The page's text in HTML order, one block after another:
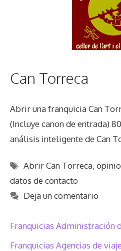
Can Torreca
Abrir una franquicia Can
(Incluye canon de entrada)
análisis inteligente de Can
Etiquetas
Abrir Can Torreca,
datos de contacto
Deja un comentario
Franquicias Administración
Franquicias Agencias de